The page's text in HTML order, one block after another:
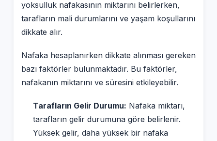
yoksulluk nafakasının miktarını belirlerken,
tarafların mali durumlarını ve yaşam koşullarını
dikkate alır.
Nafaka hesaplanırken dikkate alınması gereken
bazı faktörler bulunmaktadır. Bu faktörler,
nafakanın miktarını ve süresini etkileyebilir.
Tarafların Gelir Durumu: Nafaka miktarı,
tarafların gelir durumuna göre belirlenir.
Yüksek gelir, daha yüksek bir nafaka